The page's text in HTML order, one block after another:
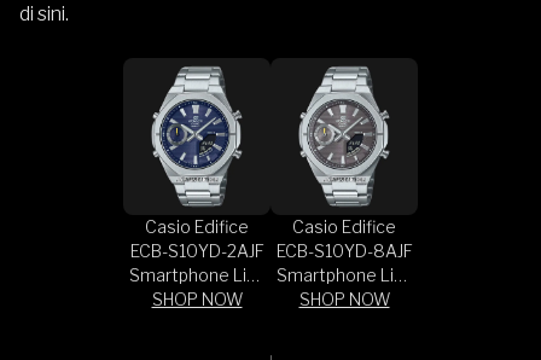
di sini.
Casio Edifice
ECB-S10YD-2AJF
Smartphone Link
Model Digital
SHOP NOW
Casio Edifice
ECB-S10YD-8AJF
Smartphone Link
Model Digital
SHOP NOW